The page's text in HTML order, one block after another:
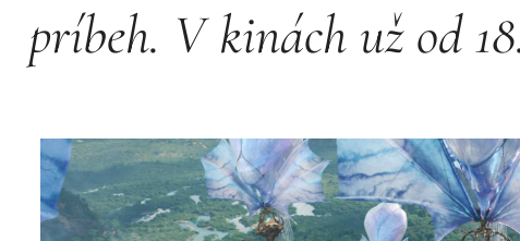
príbeh. V kinách už od